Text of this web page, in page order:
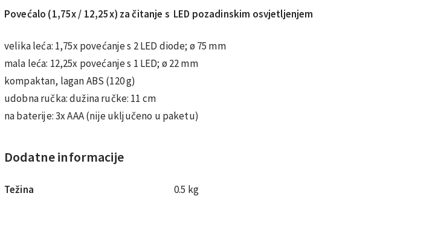
Povećalo (1,75x / 12,25x) za čitanje s LED pozadinskim osvjetljenjem
velika leća: 1,75x povećanje s 2 LED diode; ø 75 mm
mala leća: 12,25x povećanje s 1 LED; ø 22 mm
kompaktan, lagan ABS (120 g)
udobna ručka: dužina ručke: 11 cm
na baterije: 3x AAA (nije uključeno u paketu)
Dodatne informacije
Težina 0.5 kg